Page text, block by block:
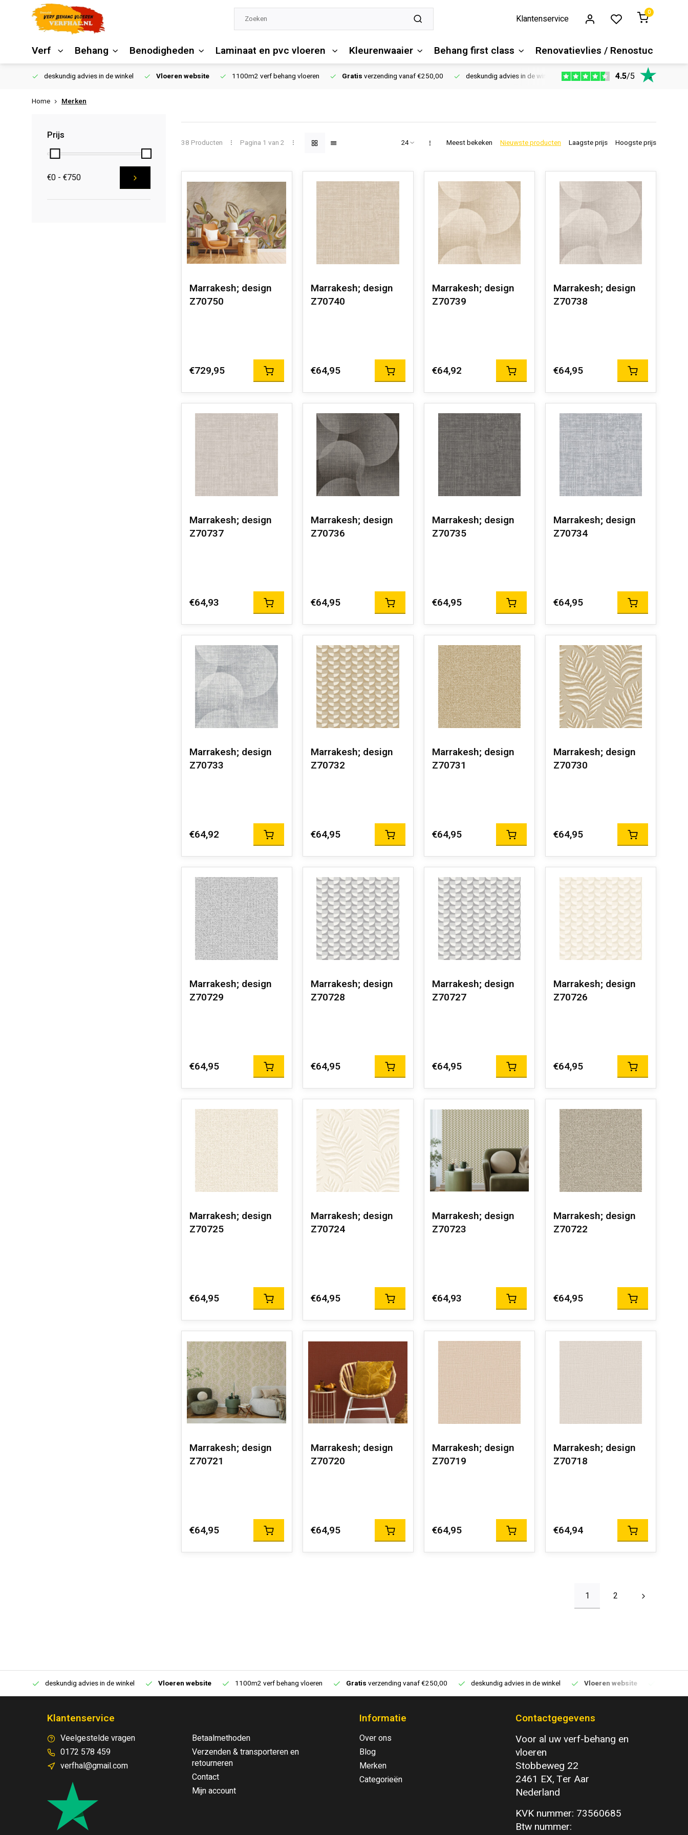
Klantenservice
0
Verf Behang Benodigheden Laminaat en pvc vloeren Kleurenwaaier Behang first class Renovatievlies / Renostuc
deskundig advies in de winkel Vloeren website 1100m2 verf behang vloeren Gratis verzending vanaf €250,00 deskundig advies in de winkel Vloeren website 1100m2
4.5/5
Home Merken
Prijs
€0 - €750
38 Producten Pagina 1 van 2 Meest bekeken Nieuwste producten Laagste prijs Hoogste prijs
Marrakesh; design
Z70750
€729,95
Marrakesh; design
Z70740
€64,95
Marrakesh; design
Z70739
€64,92
Marrakesh; design
Z70738
€64,95
Marrakesh; design
Z70737
€64,93
Marrakesh; design
Z70736
€64,95
Marrakesh; design
Z70735
€64,95
Marrakesh; design
Z70734
€64,95
Marrakesh; design
Z70733
€64,92
Marrakesh; design
Z70732
€64,95
Marrakesh; design
Z70731
€64,95
Marrakesh; design
Z70730
€64,95
Marrakesh; design
Z70729
€64,95
Marrakesh; design
Z70728
€64,95
Marrakesh; design
Z70727
€64,95
Marrakesh; design
Z70726
€64,95
Marrakesh; design
Z70725
€64,95
Marrakesh; design
Z70724
€64,95
Marrakesh; design
Z70723
€64,93
Marrakesh; design
Z70722
€64,95
Marrakesh; design
Z70721
€64,95
Marrakesh; design
Z70720
€64,95
Marrakesh; design
Z70719
€64,95
Marrakesh; design
Z70718
€64,94
1 2
deskundig advies in de winkel Vloeren website 1100m2 verf behang vloeren Gratis verzending vanaf €250,00 deskundig advies in de winkel Vloeren website
Klantenservice
Veelgestelde vragen
0172 578 459
verfhal@gmail.com
Betaalmethoden
Verzenden & transporteren en
retourneren
Contact
Mijn account
Informatie
Over ons
Blog
Merken
Categorieën
Contactgegevens
Voor al uw verf-behang en
vloeren
Stobbeweg 22
2461 EX, Ter Aar
Nederland
KVK nummer: 73560685
Btw nummer: